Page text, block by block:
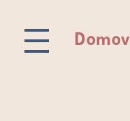
Domov